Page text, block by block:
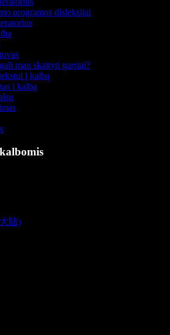
programos disleksijai
man skaityti garsiai?
į kalbą
į kalbą
陆)